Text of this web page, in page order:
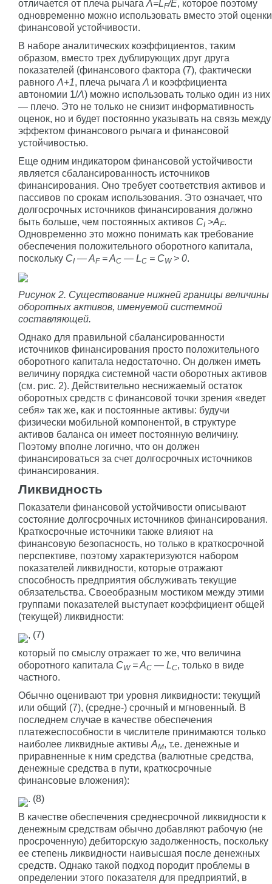
отличается от плеча рычагаΛ=LF/E, которое поэтому
одновременно можно использовать вместо этой оценки
финансовой устойчивости.
В наборе аналитических коэффициентов, таким
образом, вместо трех дублирующих друг друга
показателей (финансового фактора (7), фактически
равногоΛ+1, плеча рычагаΛ и коэффициента
автономии 1/Λ) можно использовать только один из них
— плечо. Это не только не снизит информативность
оценок, но и будет постоянно указывать на связь между
эффектом финансового рычага и финансовой
устойчивостью.
Еще одним индикатором финансовой устойчивости
является сбалансированность источников
финансирования. Оно требует соответствия активов и
пассивов по срокам использования. Это означает, что
долгосрочных источников финансирования должно
быть больше, чем постоянных активов CI >AF.
Одновременно это можно понимать как требование
обеспечения положительного оборотного капитала,
поскольку CI — AF= AC — LC = CW> 0.
Рисунок 2. Существование нижней границы величины
оборотных активов, именуемой системной
составляющей.
Однако для правильной сбалансированности
источников финансирования просто положительного
оборотного капитала недостаточно. Он должен иметь
величину порядка системной части оборотных активов
(см. рис. 2). Действительно неснижаемый остаток
оборотных средств с финансовой точки зрения «ведет
себя» так же, как и постоянные активы: будучи
физически мобильной компонентой, в структуре
активов баланса он имеет постоянную величину.
Поэтому вполне логично, что он должен
финансироваться за счет долгосрочных источников
финансирования.
Ликвидность
Показатели финансовой устойчивости описывают
состояние долгосрочных источников финансирования.
Краткосрочные источники также влияют на
финансовую безопасность, но только в краткосрочной
перспективе, поэтому характеризуются набором
показателей ликвидности, которые отражают
способность предприятия обслуживать текущие
обязательства. Своеобразным мостиком между этими
группами показателей выступает коэффициент общей
(текущей) ликвидности:
, (7)
который по смыслу отражает то же, что величина
оборотного капитала CW= AC — LC, только в виде
частного.
Обычно оценивают три уровня ликвидности: текущий
или общий (7), (средне-) срочный и мгновенный. В
последнем случае в качестве обеспечения
платежеспособности в числителе принимаются только
наиболее ликвидные активыAM, т.е. денежные и
приравненные к ним средства (валютные средства,
денежные средства в пути, краткосрочные
финансовые вложения):
. (8)
В качестве обеспечения среднесрочной ликвидности к
денежным средствам обычно добавляют рабочую (не
просроченную) дебиторскую задолженность, поскольку
ее степень ликвидности наивысшая после денежных
средств. Однако такой подход породит проблемы в
определении этого показателя для предприятий, в